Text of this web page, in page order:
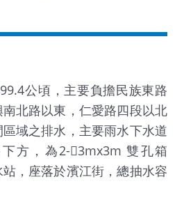
公頃，主要負擔民族東路
北路以東，仁愛路四段以北
域之排水，主要雨水下水道
方，為2-3mx3m 雙孔箱
，座落於濱江街，總抽水容